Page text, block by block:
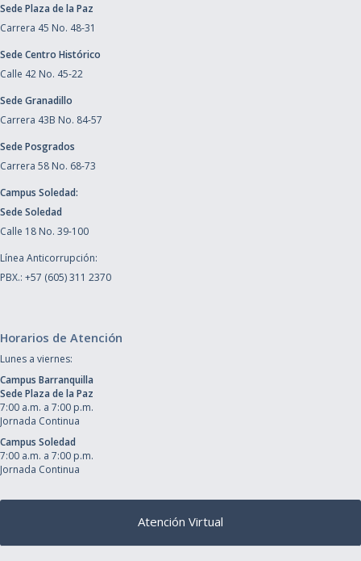
Sede Plaza de la Paz
Carrera 45 No. 48-31
Sede Centro Histórico
Calle 42 No. 45-22
Sede Granadillo
Carrera 43B No. 84-57
Sede Posgrados
Carrera 58 No. 68-73
Campus Soledad:
Sede Soledad
Calle 18 No. 39-100
Línea Anticorrupción:
PBX.: +57 (605) 311 2370
Horarios de Atención
Lunes a viernes:
Campus Barranquilla
Sede Plaza de la Paz
7:00 a.m. a 7:00 p.m.
Jornada Continua
Campus Soledad
7:00 a.m. a 7:00 p.m.
Jornada Continua
Atención Virtual